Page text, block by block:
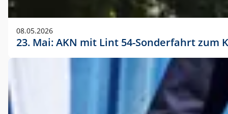
08.05.2026
23. Mai: AKN mit Lint 54-Sonderfahrt